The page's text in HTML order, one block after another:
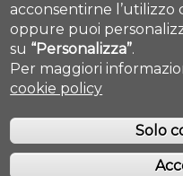
Mappa
acconsentirne l’utilizzo
oppure puoi
su “Personalizza”.
Per maggiori
cookie policy
Solo